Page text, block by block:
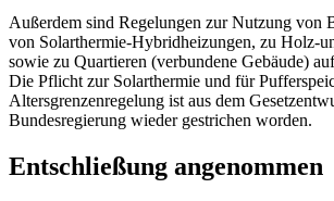
Außerdem sind Regelungen zur Nutzung von
von Solarthermie-Hybridheizungen, zu Holz-
sowie zu Quartieren (verbundene Gebäude)
Die Pflicht zur Solarthermie und für
Altersgrenzenregelung ist aus dem
Bundesregierung wieder gestrichen worden.
Entschließung angenommen